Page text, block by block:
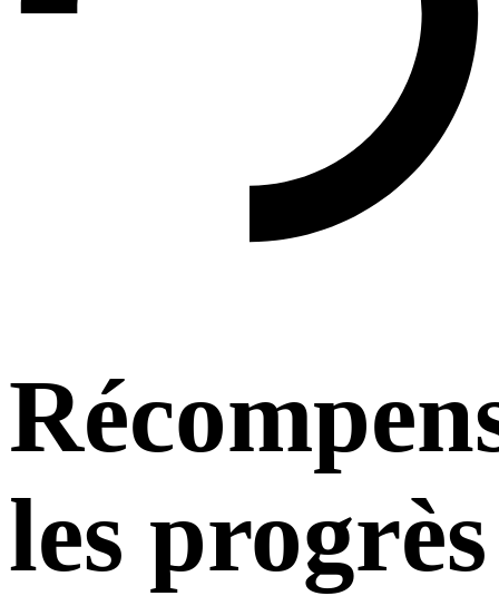
les progrès